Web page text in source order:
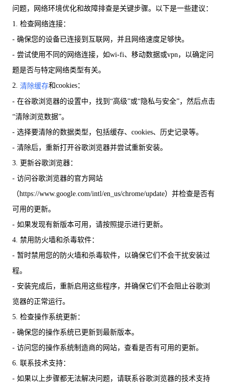
问题，网络环境优化和故障排查是关键步骤。以下是一些建议：
1. 检查网络连接：
- 确保您的设备已连接到互联网，并且网络速度足够快。
- 尝试使用不同的网络连接，如wi-fi、移动数据或vpn，以确定问
题是否与特定网络类型有关。
2. 清除缓存和cookies：
- 在谷歌浏览器的设置中，找到“高级”或“隐私与安全”，然后点击
“清除浏览数据”。
- 选择要清除的数据类型，包括缓存、cookies、历史记录等。
- 清除后，重新打开谷歌浏览器并尝试重新安装。
3. 更新谷歌浏览器：
- 访问谷歌浏览器的官方网站
（https://www.google.com/intl/en_us/chrome/update）并检查是否有
可用的更新。
- 如果发现有新版本可用，请按照提示进行更新。
4. 禁用防火墙和杀毒软件：
- 暂时禁用您的防火墙和杀毒软件，以确保它们不会干扰安装过
程。
- 安装完成后，重新启用这些程序，并确保它们不会阻止谷歌浏
览器的正常运行。
5. 检查操作系统更新：
- 确保您的操作系统已更新到最新版本。
- 访问您的操作系统制造商的网站，查看是否有可用的更新。
6. 联系技术支持：
- 如果以上步骤都无法解决问题，请联系谷歌浏览器的技术支持